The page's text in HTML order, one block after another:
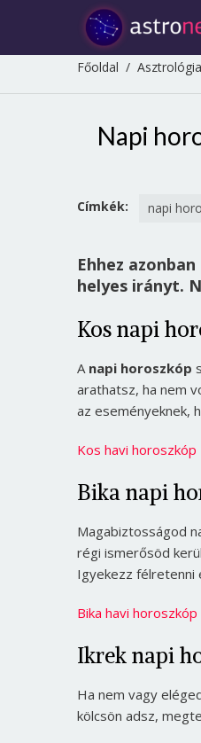
Főoldal / Asztrológia
Napi
Címkék: napi
Ehhez
helyes irányt.
Kos napi
A napi horoszkóp
arathatsz, ha nem
az eseményeknek,
Kos havi horoszkóp
Bika napi
Magabiztosságod
régi ismerősöd
Igyekezz félretenni
Bika havi horoszkóp
Ikrek napi
Ha nem vagy
kölcsön adsz,